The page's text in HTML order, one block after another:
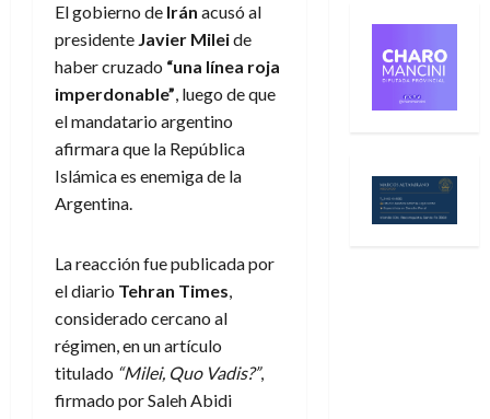
El gobierno de Irán acusó al
presidente Javier Mileide
haber cruzado “una línea roja
imperdonable”, luego de que
el mandatario argentino
afirmara que la República
Islámica es enemiga de la
Argentina.
La reacción fue publicada por
el diario Tehran Times,
considerado cercano al
régimen, en un artículo
titulado “Milei, Quo Vadis?”,
firmado por Saleh Abidi